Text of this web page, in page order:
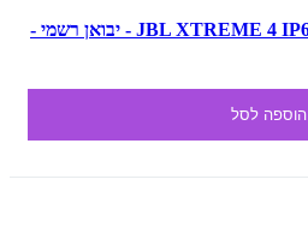
רמקול נייד אלחוטי JBL XTREME 4 IP67 100W - יבואן רשמי -
הוספה לסל